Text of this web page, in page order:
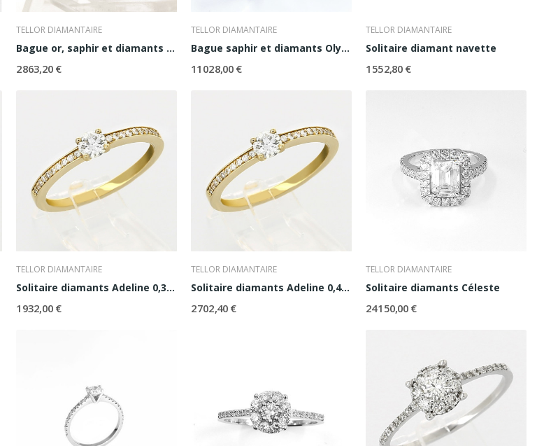
TELLOR DIAMANTAIRE
Bague or, saphir et diamants Kelly
2 863,20 €
TELLOR DIAMANTAIRE
Bague saphir et diamants Olympe
11 028,00 €
TELLOR DIAMANTAIRE
Solitaire diamant navette
1 552,80 €
TELLOR DIAMANTAIRE
Solitaire diamants Adeline 0,30 ct
1 932,00 €
TELLOR DIAMANTAIRE
Solitaire diamants Adeline 0,40 ct
2 702,40 €
TELLOR DIAMANTAIRE
Solitaire diamants Céleste
24 150,00 €